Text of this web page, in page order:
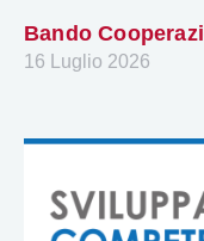
Bando
16 Luglio 2026